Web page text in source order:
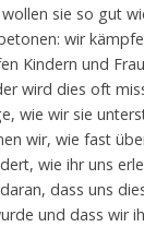
sie so gut
wir
Kindern und
wird dies oft
wie wir sie
wir, wie fast
wie ihr uns
dass uns
und dass wir